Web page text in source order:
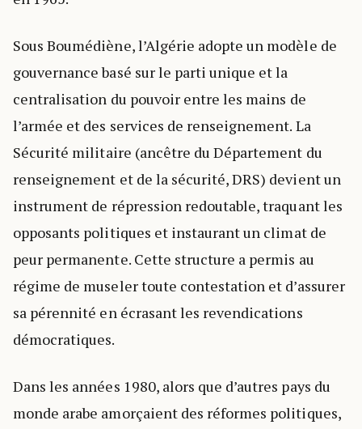
Sous Boumédiène, l’Algérie adopte un modèle de
gouvernance basé sur le parti unique et la
centralisation du pouvoir entre les mains de
l’armée et des services de renseignement. La
Sécurité militaire (ancêtre du Département du
renseignement et de la sécurité, DRS) devient un
instrument de répression redoutable, traquant les
opposants politiques et instaurant un climat de
peur permanente. Cette structure a permis au
régime de museler toute contestation et d’assurer
sa pérennité en écrasant les revendications
démocratiques.
Dans les années 1980, alors que d’autres pays du
monde arabe amorçaient des réformes politiques,